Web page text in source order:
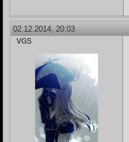
02.12.2014, 20:03
VGS